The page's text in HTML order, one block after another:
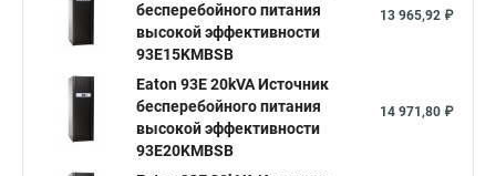
бесперебойного питания
высокой эффективности
93E15KMBSB
13 965,92 ₽
Eaton 93E 20kVA Источник
бесперебойного питания
высокой эффективности
93E20KMBSB
14 971,80 ₽